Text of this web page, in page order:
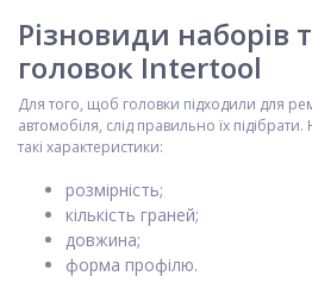
Різновиди наборів
головок Intertool
Для того, щоб головки підходили для
автомобіля, слід правильно їх
такі характеристики:
розмірність;
кількість граней;
довжина;
форма профілю.